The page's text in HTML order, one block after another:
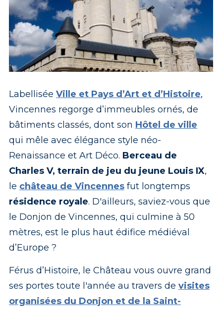
Labellisée Ville et Pays d’Art et d’Histoire,
Vincennes regorge d’immeubles ornés, de
bâtiments classés, dont son Hôtel de ville
qui mêle avec élégance style néo-
Renaissance et Art Déco. Berceau de
Charles V, terrain de jeu du jeune Louis IX,
le château de Vincennesfut longtemps
résidence royale. D'ailleurs, saviez-vous que
le Donjon de Vincennes, qui culmine à 50
mètres, est le plus haut édifice médiéval
d’Europe ?
Férus d’Histoire, le Château vous ouvre grand
ses portes toute l'année au travers de visites
organisées du Donjon et de la Saint-